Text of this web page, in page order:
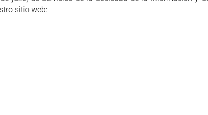
sitio web: